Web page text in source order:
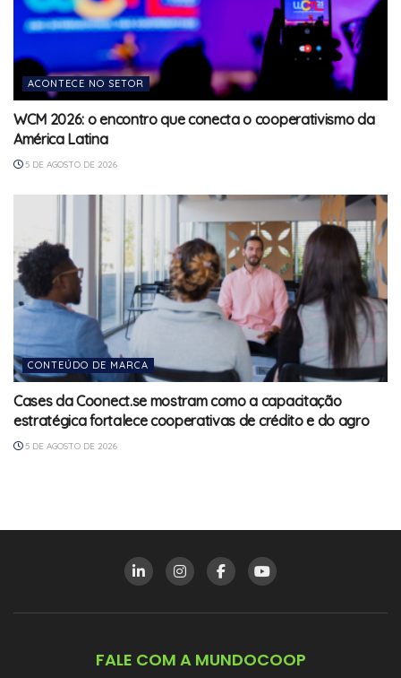
ACONTECE NO SETOR
WCM 2026: o encontro que conecta o cooperativismo da
América Latina
5 DE AGOSTO DE 2026
CONTEÚDO DE MARCA
Cases da Coonect.se mostram como a capacitação
estratégica fortalece cooperativas de crédito e do agro
5 DE AGOSTO DE 2026
FALE COM A MUNDOCOOP